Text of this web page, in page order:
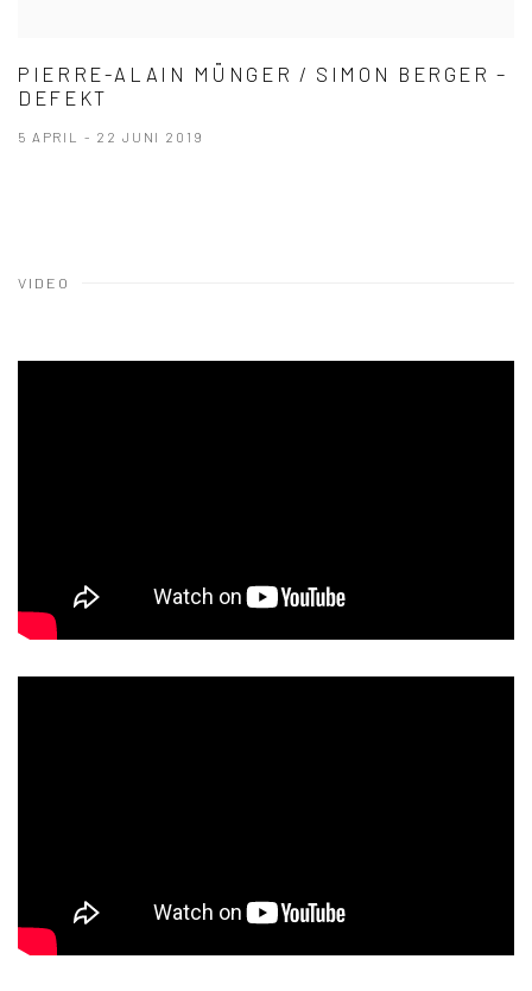
PIERRE-ALAIN MÜNGER / SIMON BERGER –
DEFEKT
5 APRIL - 22 JUNI 2019
VIDEO